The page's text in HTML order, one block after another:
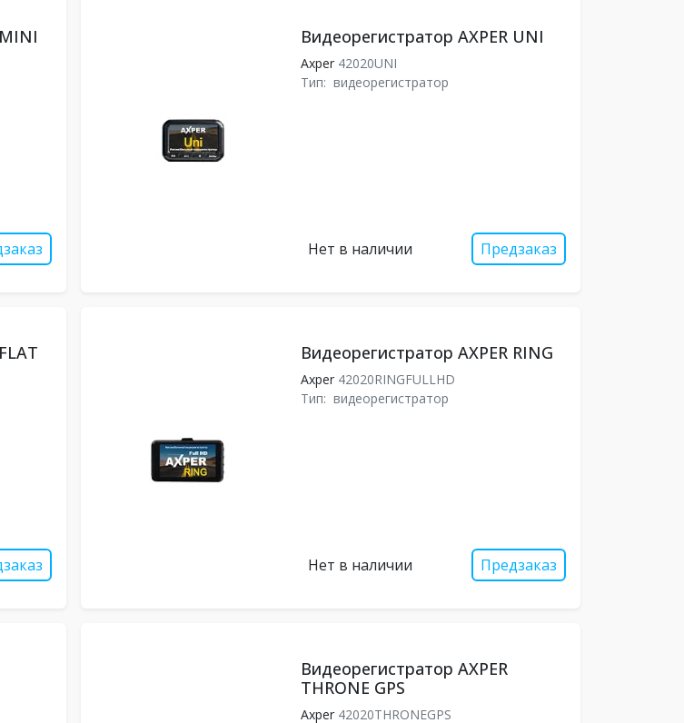
Видеорегистратор AXPER UNI
Axper42020UNI
Тип: видеорегистратор
Нет в наличии Предзаказ
Видеорегистратор AXPER RING
Axper42020RINGFULLHD
Тип: видеорегистратор
Нет в наличии Предзаказ
Видеорегистратор AXPER
THRONE GPS
Axper42020THRONEGPS